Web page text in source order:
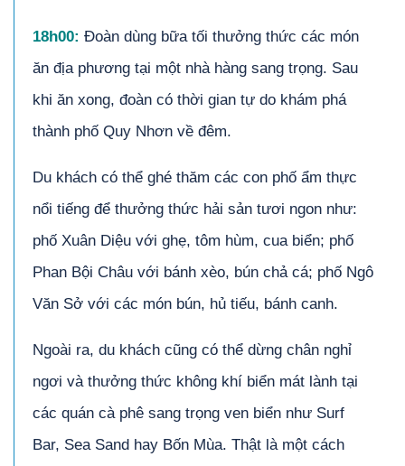
18h00: Đoàn dùng bữa tối thưởng thức các món
ăn địa phương tại một nhà hàng sang trọng. Sau
khi ăn xong, đoàn có thời gian tự do khám phá
thành phố Quy Nhơn về đêm.
Du khách có thể ghé thăm các con phố ẩm thực
nổi tiếng để thưởng thức hải sản tươi ngon như:
phố Xuân Diệu với ghẹ, tôm hùm, cua biển; phố
Phan Bội Châu với bánh xèo, bún chả cá; phố Ngô
Văn Sở với các món bún, hủ tiếu, bánh canh.
Ngoài ra, du khách cũng có thể dừng chân nghỉ
ngơi và thưởng thức không khí biển mát lành tại
các quán cà phê sang trọng ven biển như Surf
Bar, Sea Sand hay Bốn Mùa. Thật là một cách